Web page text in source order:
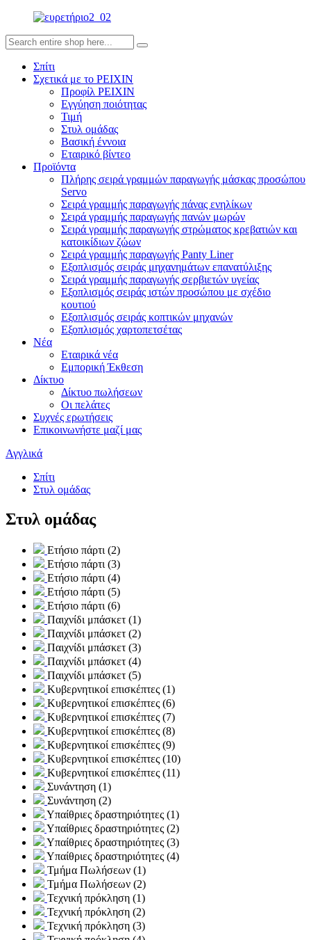
Σπίτι
Σχετικά με το PEIXIN
Προφίλ PEIXIN
Εγγύηση ποιότητας
Τιμή
Στυλ ομάδας
Βασική έννοια
Εταιρικό βίντεο
Προϊόντα
Πλήρης σειρά γραμμών παραγωγής μάσκας προσώπου
Servo
Σειρά γραμμής παραγωγής πάνας ενηλίκων
Σειρά γραμμής παραγωγής πανών μωρών
Σειρά γραμμής παραγωγής στρώματος κρεβατιών και
κατοικίδιων ζώων
Σειρά γραμμής παραγωγής Panty Liner
Εξοπλισμός σειράς μηχανημάτων επανατύλιξης
Σειρά γραμμής παραγωγής σερβιετών υγείας
Εξοπλισμός σειράς ιστών προσώπου με σχέδιο
κουτιού
Εξοπλισμός σειράς κοπτικών μηχανών
Εξοπλισμός χαρτοπετσέτας
Νέα
Εταιρικά νέα
Εμπορική Έκθεση
Δίκτυο
Δίκτυο πωλήσεων
Οι πελάτες
Συχνές ερωτήσεις
Επικοινωνήστε μαζί μας
Αγγλικά
Σπίτι
Στυλ ομάδας
Στυλ ομάδας
Ετήσιο πάρτι (2)
Ετήσιο πάρτι (3)
Ετήσιο πάρτι (4)
Ετήσιο πάρτι (5)
Ετήσιο πάρτι (6)
Παιχνίδι μπάσκετ (1)
Παιχνίδι μπάσκετ (2)
Παιχνίδι μπάσκετ (3)
Παιχνίδι μπάσκετ (4)
Παιχνίδι μπάσκετ (5)
Κυβερνητικοί επισκέπτες (1)
Κυβερνητικοί επισκέπτες (6)
Κυβερνητικοί επισκέπτες (7)
Κυβερνητικοί επισκέπτες (8)
Κυβερνητικοί επισκέπτες (9)
Κυβερνητικοί επισκέπτες (10)
Κυβερνητικοί επισκέπτες (11)
Συνάντηση (1)
Συνάντηση (2)
Υπαίθριες δραστηριότητες (1)
Υπαίθριες δραστηριότητες (2)
Υπαίθριες δραστηριότητες (3)
Υπαίθριες δραστηριότητες (4)
Τμήμα Πωλήσεων (1)
Τμήμα Πωλήσεων (2)
Τεχνική πρόκληση (1)
Τεχνική πρόκληση (2)
Τεχνική πρόκληση (3)